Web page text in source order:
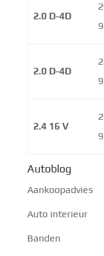
2.0 D-4D
2.0 D-4D
2.4 16 V
Autoblog
Aankoopadvies
Auto interieur
Banden